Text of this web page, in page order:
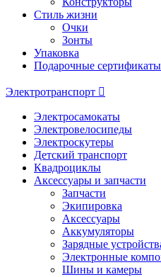
Стиль жизни
Очки
Зонты
Упаковка
Подарочные сертификаты
Электротранспорт
Электросамокаты
Электровелосипеды
Электроскутеры
Детский транспорт
Квадроциклы
Аксессуары и запчасти
Запчасти
Экипировка
Аксессуары
Аккумуляторы
Зарядные
Электронные
Шины и камеры